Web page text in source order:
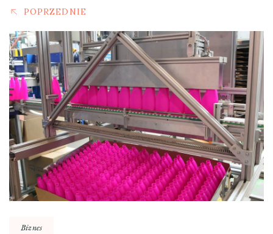
POPRZEDNIE
Biznes